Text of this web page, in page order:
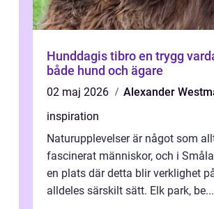
Hunddagis tibro en trygg vardag för
både hund och ägare
02 maj 2026
Alexander
inspiration
Naturupplevelser är något som
fascinerat människor, och i
en plats där detta blir verklighet
alldeles särskilt sätt. Elk park, be...